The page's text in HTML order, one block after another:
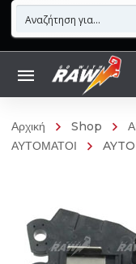
Αρχική Shop
ΑΥΤΟΜΑΤΟΙ